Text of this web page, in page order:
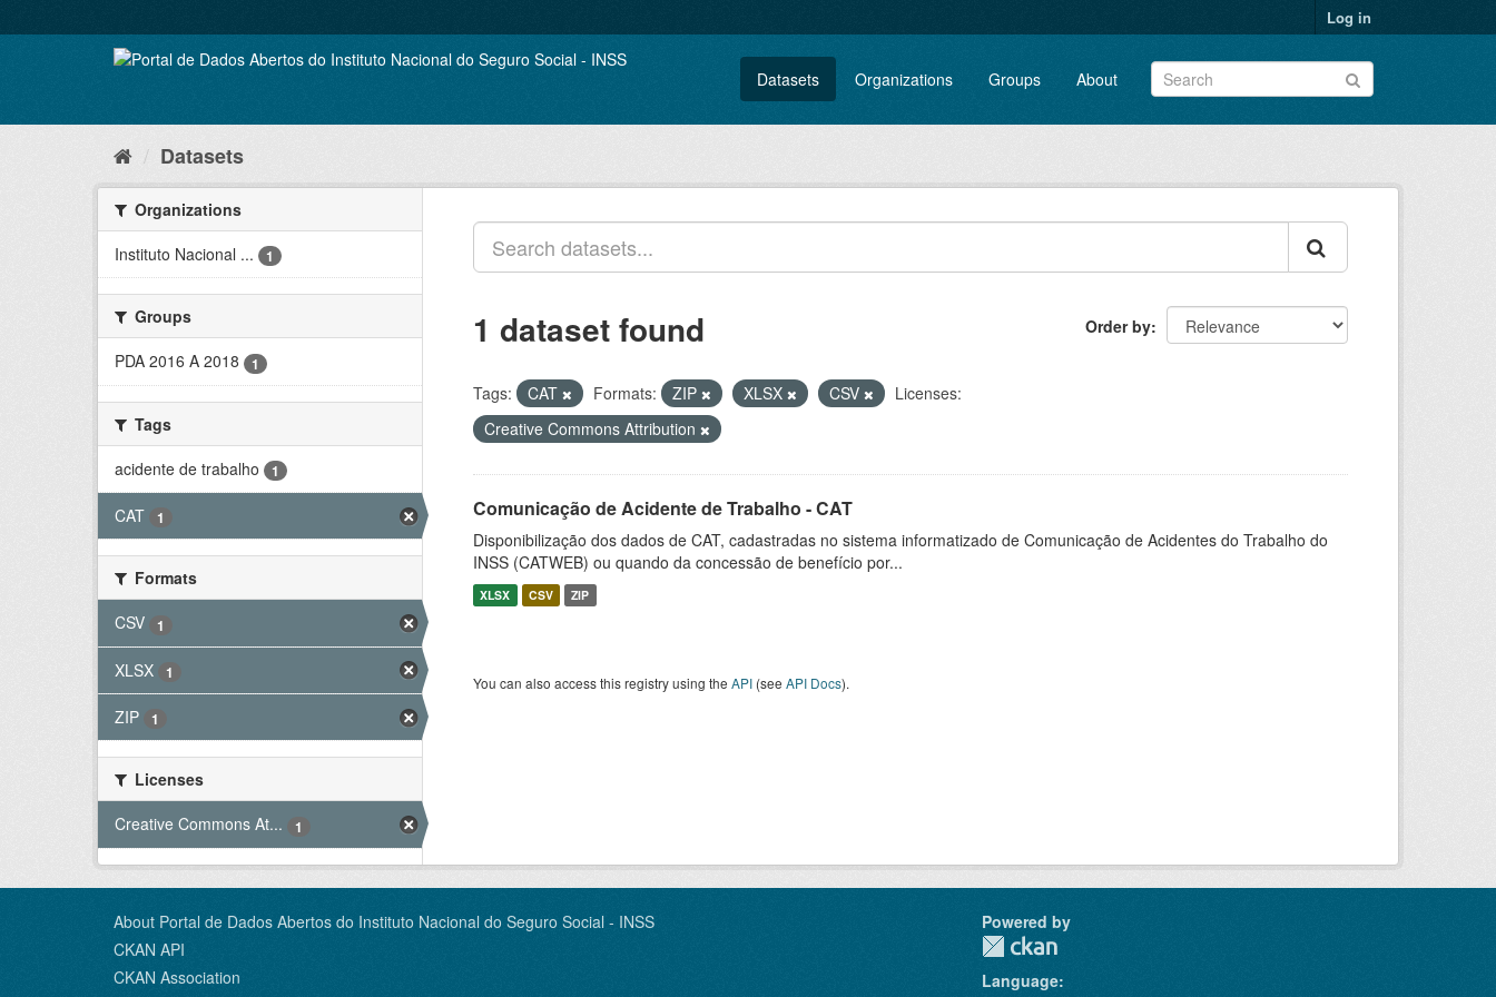
to
Log in
Datasets Organizations Groups About
Datasets
Organizations
Instituto Nacional ...
1
Groups
PDA 2016 A 2018
1
Tags
acidente de trabalho
1
CAT 1
Formats
CSV
1
XLSX 1
ZIP 1
Licenses
Creative Commons At...
1
Order by
1 dataset found
Tags: CAT Formats: ZIP XLSX CSV
Licenses:
Creative Commons Attribution
Comunicação de Acidente de Trabalho - CAT
Disponibilização dos dados de CAT, cadastradas no sistema informatizado de Comunicação de Acidentes do Trabalho do
INSS (CATWEB) ou quando da concessão de benefício por...
XLSX CSV ZIP
You can also access this registry using the API (see API Docs).
About Portal de Dados Abertos do Instituto Nacional do Seguro Social - INSS
CKAN API
CKAN Association
Powered by
Language